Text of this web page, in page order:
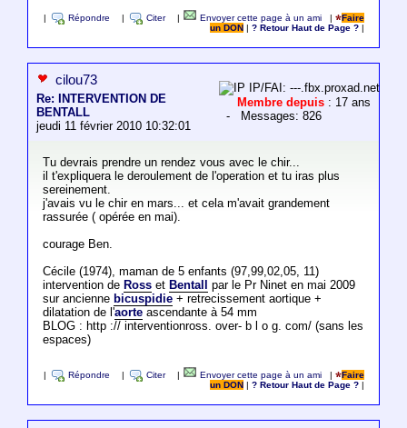
Répondre Citer Envoyer cette page à un ami |
Faire
un DON
|? Retour Haut de Page ?
cilou73
Re: INTERVENTION DE
BENTALL
jeudi 11 février 2010 10:32:01
IP/FAI: ---.fbx.proxad.net
Membre depuis : 17 ans
- Messages: 826
Tu devrais prendre un rendez vous avec le chir...
il t'expliquera le deroulement de l'operation et tu iras plus
sereinement.
j'avais vu le chir en mars... et cela m'avait grandement
rassurée ( opérée en mai).
courage Ben.
Cécile (1974), maman de 5 enfants (97,99,02,05, 11)
intervention de Rosset Bentall
par le Pr Ninet en mai 2009
sur ancienne bicuspidie+ retrecissement aortique +
dilatation de l'aorteascendante à 54 mm
BLOG : http :// interventionross. over- b l o g. com/ (sans les
espaces)
Répondre Citer Envoyer cette page à un ami |
Faire
un DON
|? Retour Haut de Page ?